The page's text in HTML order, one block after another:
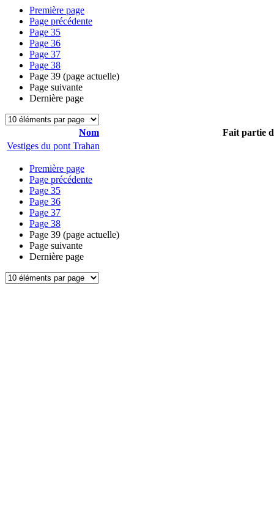
Première page
Page précédente
Page 35
Page 36
Page 37
Page 38
Page 39 (page actuelle)
Page suivante
Dernière page
Nom
Fait partie
Vestiges du pont Trahan
Première page
Page précédente
Page 35
Page 36
Page 37
Page 38
Page 39 (page actuelle)
Page suivante
Dernière page